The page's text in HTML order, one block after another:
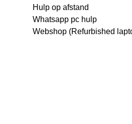
Hulp op afstand
Whatsapp pc hulp
Webshop (Refurbished